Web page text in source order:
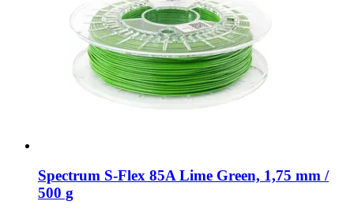
Spectrum S-​Flex 85A Lime Green, 1,75 mm /
500 g